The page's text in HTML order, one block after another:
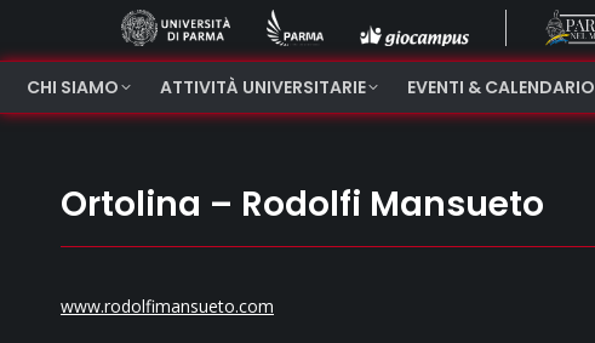
CHI SIAMO ATTIVITÀ UNIVERSITARIE EVENTI & CALENDARIO
Ortolina – Rodolfi Mansueto
www.rodolfimansueto.com